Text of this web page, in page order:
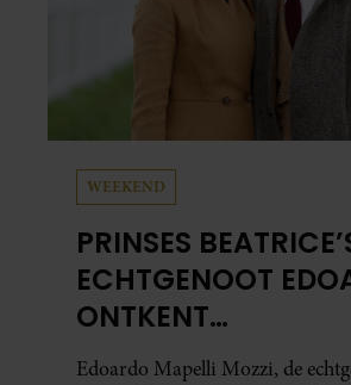
WEEKEND
PRINSES
ECHTGENOOT
ONTKENT
Edoardo Mapelli Mozzi, de